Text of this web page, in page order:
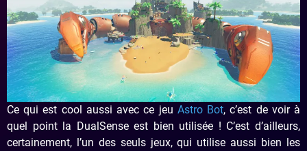
Ce qui est cool aussi avec ce jeu Astro Bot, c’est de voir à
quel point la DualSense est bien utilisée ! C’est d’ailleurs,
certainement, l’un des seuls jeux, qui utilise aussi bien les